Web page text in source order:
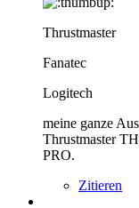
Thrustmaster
Fanatec
Logitech
meine ganze
Thrustmaster
PRO.
Zitieren